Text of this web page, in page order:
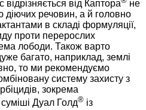
відрізняється від Каптора
не
діючих речовин, а й головно
в складі формуляції,
проти перерослих
лободи. Також варто
багато, наприклад, землі
то ми рекомендуємо
систему захисту з
зокрема
Дуал Голд® із